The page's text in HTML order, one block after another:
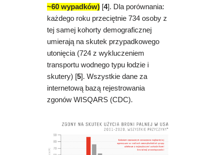
~60 wypadków)[4]. Dla porównania:
każdego roku przeciętnie 734 osoby z
tej samej kohorty demograficznej
umierają na skutek przypadkowego
utonięcia (724 z wykluczeniem
transportu wodnego typu łodzie i
skutery) [5]. Wszystkie dane za
internetową bazą rejestrowania
zgonów WISQARS (CDC).